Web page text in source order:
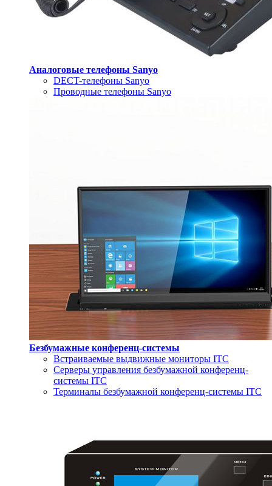
Аналоговые телефоны Sanyo
DECT-телефоны Sanyo
Проводные телефоны Sanyo
Безбумажные конференц-системы
Встраиваемые выдвижные мониторы ITC
Серверы управления безбумажной конференц-
системы ITC
Терминалы безбумажной конференц-системы ITC